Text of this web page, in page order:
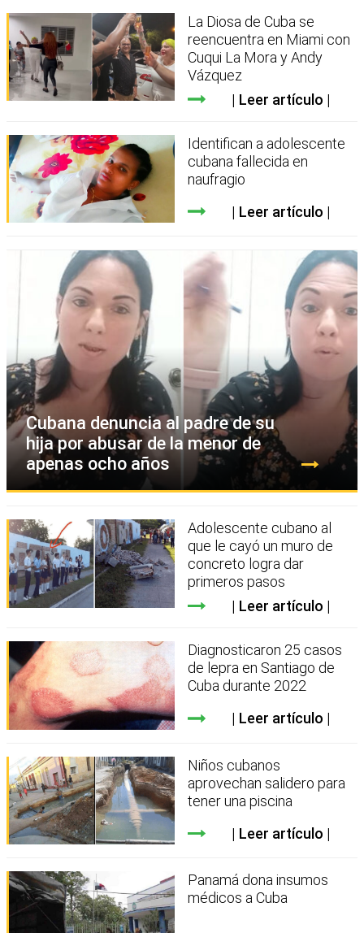
La Diosa de Cuba se
reencuentra en Miami con
Cuqui La Mora y Andy
Vázquez
Leer artículo
Identifican a adolescente
cubana fallecida en
naufragio
Leer artículo
Cubana denuncia al padre de su
hija por abusar de la menor de
apenas ocho años
Adolescente cubano al
que le cayó un muro de
concreto logra dar
primeros pasos
Leer artículo
Diagnosticaron 25 casos
de lepra en Santiago de
Cuba durante 2022
Leer artículo
Niños cubanos
aprovechan salidero para
tener una piscina
Leer artículo
Panamá dona insumos
médicos a Cuba